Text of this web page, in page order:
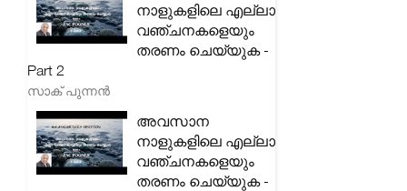
നാളുകളിലെ എല്ലാ
വഞ്ചനകളെയും
തരണം ചെയ്യുക -
Part 2
സാക് പുന്നൻ
അവസാന
നാളുകളിലെ എല്ലാ
വഞ്ചനകളെയും
തരണം ചെയ്യുക -